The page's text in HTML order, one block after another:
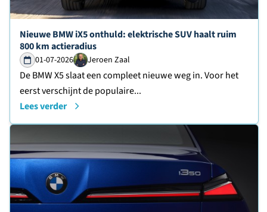
Lees verder over
Nieuwe BMW iX5 onthuld: elektrische SUV haalt ruim
800 km actieradius
01-07-2026 Jeroen Zaal
De BMW X5 slaat een compleet nieuwe weg in. Voor het
eerst verschijnt de populaire...
Lees verder